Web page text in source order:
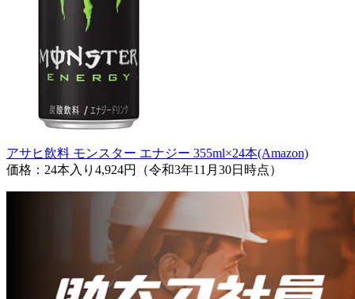
アサヒ飲料 モンスター エナジー 355ml×24本(Amazon)
価格：24本入り4,924円（令和3年11月30日時点）